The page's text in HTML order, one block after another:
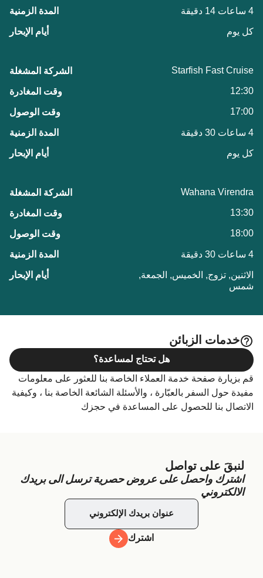
4 ساعات 14 دقيقة
كل يوم
Starfish Fast Cruise
12:30
17:00
4 ساعات 30 دقيقة
كل يوم
Wahana Virendra
13:30
18:00
4 ساعات 30 دقيقة
الاثنين, تزوج, الخميس, الجمعة,
شمس
خدمات الزبائن
قم بزيارة صفحة خدمة العملاء الخاصة بنا للعثور على معلومات
مفيدة حول السفر بالعبّارة ، والأسئلة الشائعة الخاصة بنا ، وكيفية
الاتصال بنا للحصول على المساعدة في حجزك
هل تحتاج لمساعدة؟
لنبقَ على تواصل
اشترك واحصل على عروض حصرية ترسل الى بريدك
الالكتروني
اشترك